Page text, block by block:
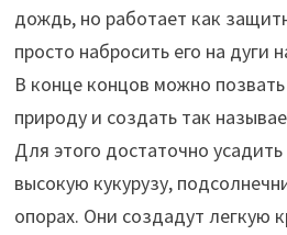
дождь, но работает как
просто набросить его на дуги
В конце концов можно
природу и создать так
Для этого достаточно
высокую кукурузу,
опорах. Они создадут легкую